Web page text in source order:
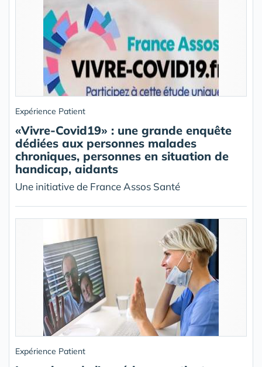
Expérience Patient
«Vivre-Covid19» : une grande enquête
dédiées aux personnes malades
chroniques, personnes en situation de
handicap, aidants
Une initiative de France Assos Santé
Expérience Patient